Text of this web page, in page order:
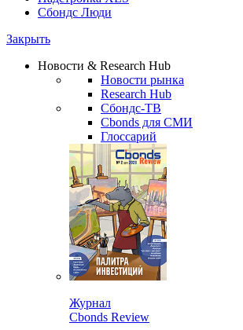
Сбондс Люди
Закрыть
Новости & Research Hub
Новости рынка
Research Hub
Сбондс-ТВ
Cbonds для СМИ
Глоссарий
Журнал
Cbonds Review